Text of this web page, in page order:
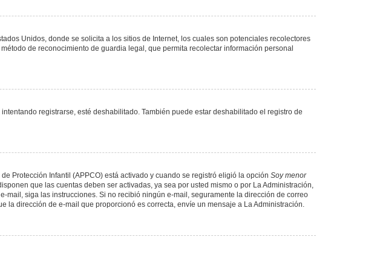
Unidos, donde se solicita a los sitios de Internet, los cuales son potenciales recolectores
de reconocimiento de guardia legal, que permita recolectar información personal
registrarse, esté deshabilitado. También puede estar deshabilitado el registro de
Protección Infantil (APPCO) está activado y cuando se registró eligió la opción Soy menor
que las cuentas deben ser activadas, ya sea por usted mismo o por La Administración,
siga las instrucciones. Si no recibió ningún e-mail, seguramente la dirección de correo
la dirección de e-mail que proporcionó es correcta, envíe un mensaje a La Administración.